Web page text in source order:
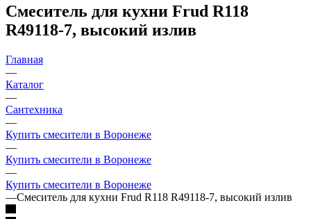
Смеситель для кухни Frud R118
R49118-7, высокий излив
Главная
—
Каталог
—
Сантехника
—
Купить смесители в Воронеже
—
Купить смесители в Воронеже
—
Купить смесители в Воронеже
—Смеситель для кухни Frud R118 R49118-7, высокий излив